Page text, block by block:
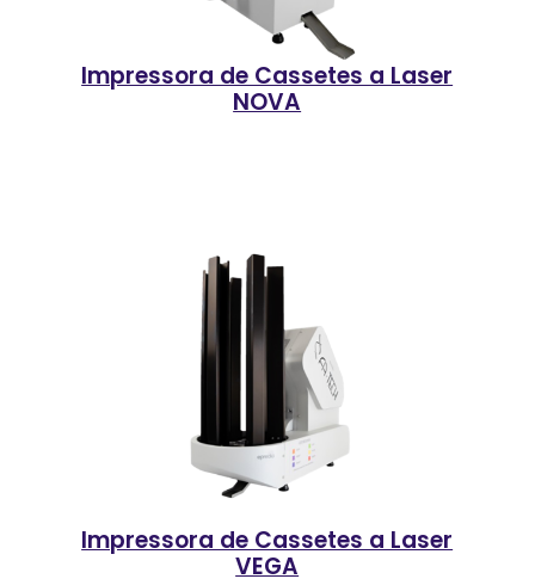
Impressora de Cassetes a Laser
NOVA
Impressora de Cassetes a Laser
VEGA